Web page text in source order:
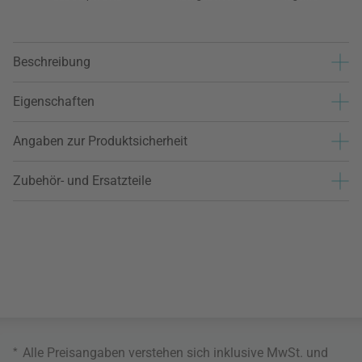
Beschreibung
Eigenschaften
Angaben zur Produktsicherheit
Zubehör- und Ersatzteile
* Alle Preisangaben verstehen sich inklusive MwSt. und